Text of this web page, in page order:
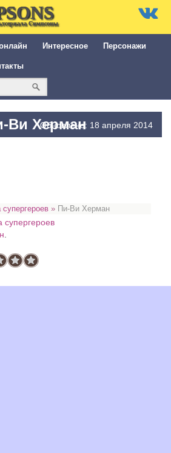
Симпсоны
Интересное Персонажи
Ви Херман
Обновлено: 18 апреля 2014
» Пи-Ви Херман
супергероев